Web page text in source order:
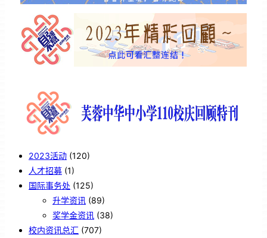
2023活动 (120)
人才招募 (1)
国际事务处 (125)
升学资讯 (89)
奖学金资讯 (38)
校内资讯总汇 (707)